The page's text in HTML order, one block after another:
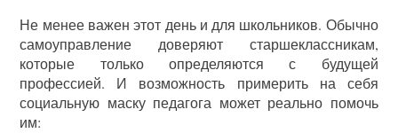
Не менее важен этот день и для школьников. Обычно
самоуправление доверяют старшеклассникам,
которые только определяются с будущей
профессией. И возможность примерить на себя
социальную маску педагога может реально помочь
им: